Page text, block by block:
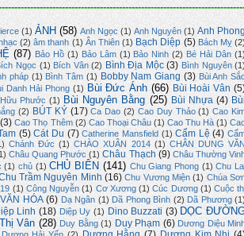
(1) ẢNH (58) Anh Ngọc (1) Anh Nguyên (1) Anh
(2) âm thanh (1) Ân Thiên (1) Bạch Diệp (5) Bách Mỵ
(87) Bảo Hồ (1) Bảo Lâm (1) Bảo Ninh (2) Bé Hải Dân
Ngọc (1) Bích Vân (2) Bình Địa Mộc (3) Bình Nguyên
pháp (1) Bình Tâm (1) Bobby Nam Giang (3) Bùi Anh
Danh Hải Phong (1) Bùi Đức Ánh (66) Bùi Hoài Vân
Hữu Phước (1) Bùi Nguyên Bằng (25) Bùi Nhựa (4)
(2) BÚT KÝ (17) Ca Dao (2) Cao Duy Thảo (1) Cao
(3) Cao Thọ Thêm (2) Cao Thoại Châu (1) Cao Thu Hà (1)
(5) Cát Du (7) Catherine Mansfield (1) Cẩm Lệ (4)
Chánh Đức (1) CHÀO XUÂN 2014 (1) CHÂN DUNG
Châu Quang Phước (1) Châu Thạch (9) Châu Thường
(1) chủ (1) CHỦ BIÊN (141) Chu Giang Phong (1) Chu
Trầm Nguyên Minh (16) Chu Vương Miện (1) Chúa
(1) Công Nguyễn (1) Cơ Xương (1) Cúc Dương (1) Cuộc
HÓA (6) Dạ Ngân (1) Dã Phong Bình (2) Dã Phương
Linh (18) Diệp Uy (1) Dino Buzzati (3) DỌC
Vân (28) Duy Bằng (1) Duy Phạm (6) Dương Diệu